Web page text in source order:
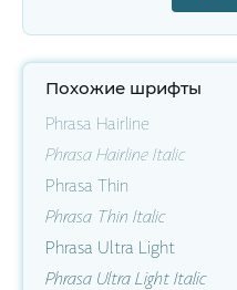
Похожие шрифты
Phrasa Hairline
Phrasa Hairline Italic
Phrasa Thin
Phrasa Thin Italic
Phrasa Ultra Light
Phrasa Ultra Light Italic